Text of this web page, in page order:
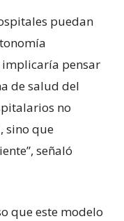
puedan
pensar
de salud del
no
sino que
señaló
que este modelo